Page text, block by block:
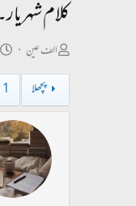
کلام
ص
ا
ح
الف عین
پچھلا 1